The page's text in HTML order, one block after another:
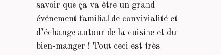
savoir que ça va être un grand
événement familial de convivialité et
d’échange autour de la cuisine et du
bien-manger ! Tout ceci est très